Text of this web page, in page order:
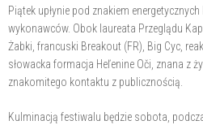
Piątek upłynie pod znakiem
wykonawców. Obok laureata Przeglądu
Żabki, francuski Breakout (FR), Big Cyc,
słowacka formacja Heľenine Oči, znana z
znakomitego kontaktu z publicznością.
Kulminacją festiwalu będzie sobota,